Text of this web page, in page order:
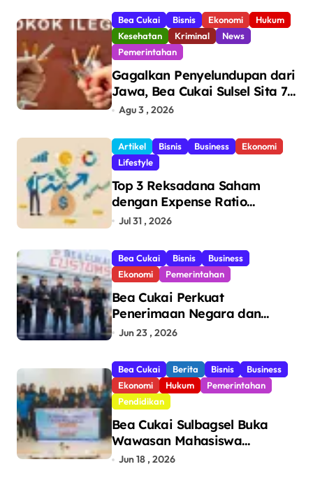
Bea Cukai Bisnis Ekonomi
Hukum
Kesehatan
Kriminal
News
Pemerintahan
Gagalkan Penyelundupan dari
Jawa, Bea Cukai Sulsel Sita 7,8
Juta Batang Rokok Ilegal
Makassar
Agu 3 , 2026
Artikel Bisnis Business
Ekonomi
Lifestyle
Top 3 Reksadana Saham
dengan Expense Ratio
Terendah
Jul 31 , 2026
Bea Cukai Bisnis
Business
Ekonomi
Pemerintahan
Bea Cukai Perkuat
Penerimaan Negara dan
Pengawasan, Setor Rp123,8
Jun 23 , 2026
Bea Cukai Berita Bisnis
Business
Ekonomi
Hukum
Pemerintahan
Pendidikan
Bea Cukai Sulbagsel Buka
Wawasan Mahasiswa
Politeknik Bosowa tentang
Jun 18 , 2026